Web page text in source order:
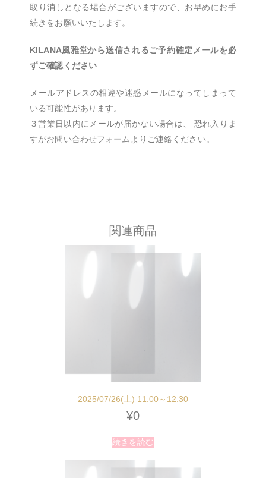
取り消しとなる場合がございますので、お早めにお手
続きをお願いいたします。
KILANA風雅堂から送信されるご予約確定メールを必
ずご確認ください
メールアドレスの相違や迷惑メールになってしまって
いる可能性があります。
３営業日以内にメールが届かない場合は、 恐れ入りま
すがお問い合わせフォームよりご連絡ください。
関連商品
2025/07/26(土) 11:00～12:30
¥0
続きを読む